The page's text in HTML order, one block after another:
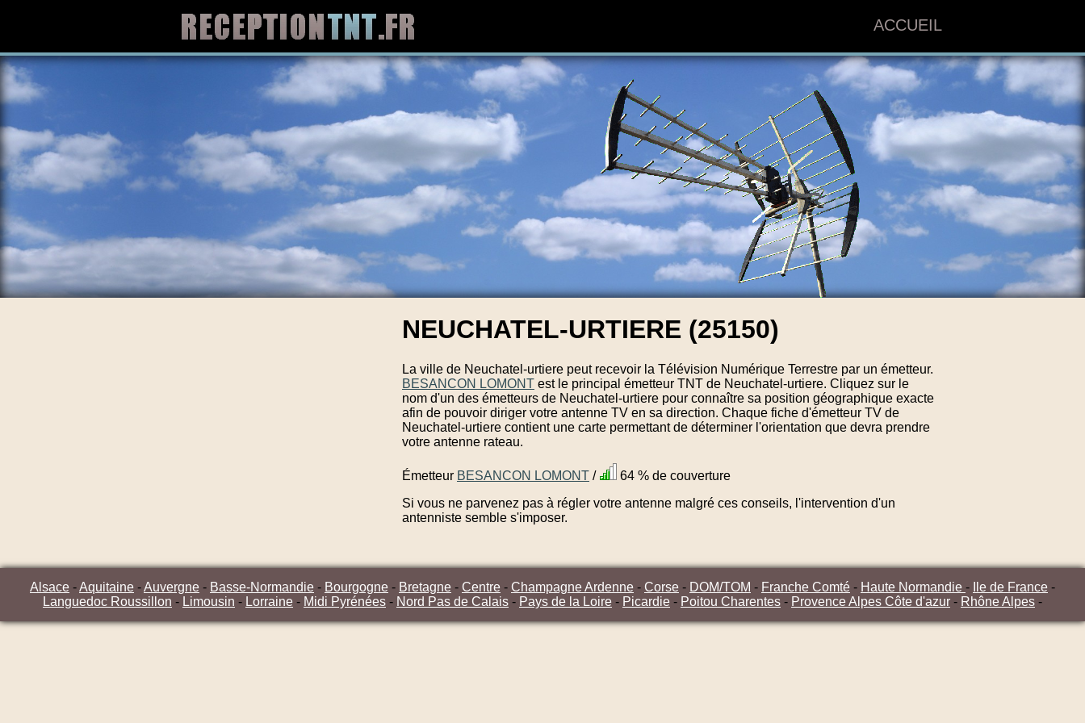
ACCUEIL
NEUCHATEL-URTIERE (25150)
La ville de Neuchatel-urtiere peut recevoir la Télévision Numérique Terrestre par un émetteur.
BESANCON LOMONT est le principal émetteur TNT de Neuchatel-urtiere. Cliquez sur le
nom d'un des émetteurs de Neuchatel-urtiere pour connaître sa position géographique exacte
afin de pouvoir diriger votre antenne TV en sa direction. Chaque fiche d'émetteur TV de
Neuchatel-urtiere contient une carte permettant de déterminer l'orientation que devra prendre
votre antenne rateau.
Émetteur BESANCON LOMONT /
64 % de couverture
Si vous ne parvenez pas à régler votre antenne malgré ces conseils, l'intervention d'un
antenniste semble s'imposer.
Alsace -Aquitaine -Auvergne - Basse-Normandie - Bourgogne - Bretagne - Centre - Champagne Ardenne - Corse - DOM/TOM - Franche Comté - Haute Normandie - Ile de France -
Languedoc Roussillon - Limousin - Lorraine - Midi Pyrénées - Nord Pas de Calais - Pays de la Loire - Picardie - Poitou Charentes - Provence Alpes Côte d'azur - Rhône Alpes -